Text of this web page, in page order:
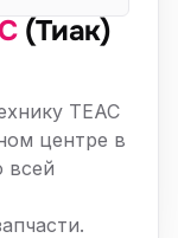
(Тиак)
TEAC
центре в
всей